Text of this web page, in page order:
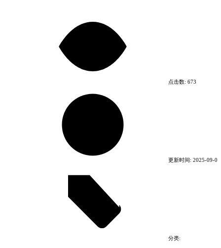
建立你的角色
没有预设的职业，拥有数百种独特的技能、角色特征
和程序生成的装备，你将不得不开辟自己的道路，通
过成群的敌人，使每个角色都独一无二！小心，死亡
点击数: 673
更新时间: 2025-09-01
分类: